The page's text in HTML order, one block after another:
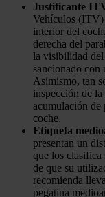
Justificante
Vehículos (ITV)
interior del
derecha del
la visibilidad
sancionado con
Asimismo, tan
inspección de
acumulación de
coche.
Etiqueta
presentan un
que los clasifica
de que su
recomienda
pegatina